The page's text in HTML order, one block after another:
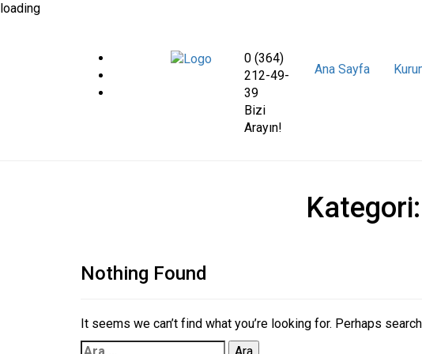
loading
0 (364)
212-49-
39
Bizi
Arayın!
Ana Sayfa
Kategori:
Nothing Found
It seems we can’t find what you’re looking for. Perhaps
Arama: